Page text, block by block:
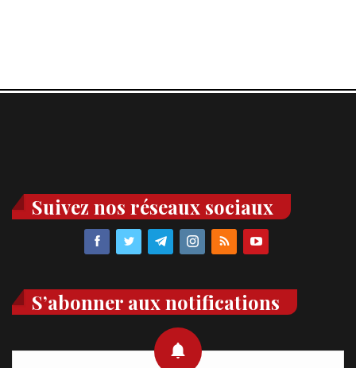
Suivez nos réseaux sociaux
S’abonner aux notifications